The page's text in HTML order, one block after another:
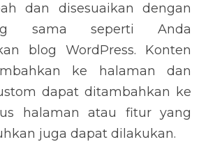
dan disesuaikan dengan
sama seperti Anda
blog WordPress. Konten
ke halaman dan
dapat ditambahkan ke
halaman atau fitur yang
juga dapat dilakukan.